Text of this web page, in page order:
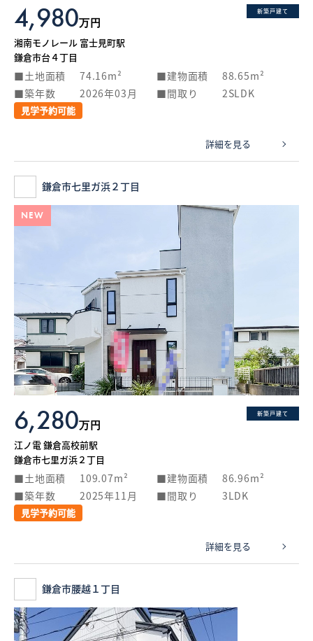
新築戸建て
4,980万円
湘南モノレール 富士見町駅
鎌倉市台４丁目
土地面積 74.16m² 建物面積
88.65m²
築年数
2026年03月 間取り 2SLDK
見学予約可能
詳細を見る
鎌倉市七里ガ浜２丁目
NEW
新築戸建て
6,280万円
江ノ電 鎌倉高校前駅
鎌倉市七里ガ浜２丁目
土地面積 109.07m² 建物面積
86.96m²
築年数
2025年11月 間取り 3LDK
見学予約可能
詳細を見る
鎌倉市腰越１丁目